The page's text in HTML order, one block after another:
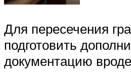
Для пересечения
подготовить
документацию